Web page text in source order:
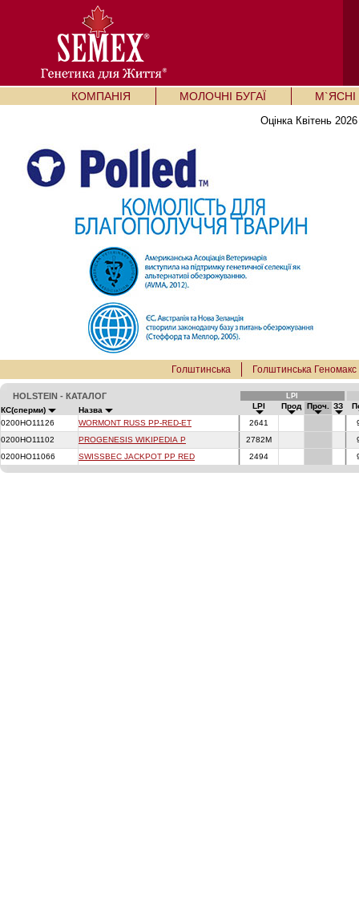
КОМПАНІЯ МОЛОЧНІ БУГАЇ М`ЯСНІ
Оцінка Квітень
Голштинська Голштинська Геномакс
HOLSTEIN - КАТАЛОГ LPI
КС(сперми) Назва LPI Прод Проч. ЗЗ
0200HO11126
WORMONT RUSS PP-RED-ET 2641
0200HO11102
PROGENESIS WIKIPEDIA P 2782M
0200HO11066
SWISSBEC JACKPOT PP RED 2494